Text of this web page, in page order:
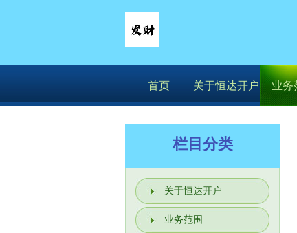
首页 关于恒达开户 业务
栏目分类
关于恒达开户
业务范围